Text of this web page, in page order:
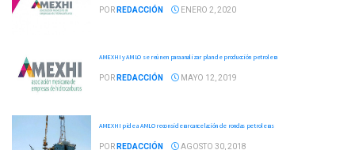
POR REDACCIÓN ENERO 2, 2020
AMEXHI y AMLO se reúnen para analizar plan de producción petrolera
POR REDACCIÓN MAYO 12, 2019
AMEXHI pide a AMLO reconsiderar cancelación de rondas petroleras
POR REDACCIÓN AGOSTO 30, 2018